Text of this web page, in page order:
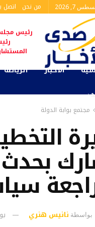
7, 2026 من نحن اتصل
رئيس
الأخبار الرياضة
مجتمع بوابة الدولة
بحدث
بواسطة نانيس هنري